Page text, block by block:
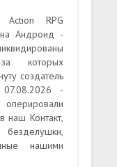
RPG
Андроид -
которых
создатель
-
наш Контакт,
нашими